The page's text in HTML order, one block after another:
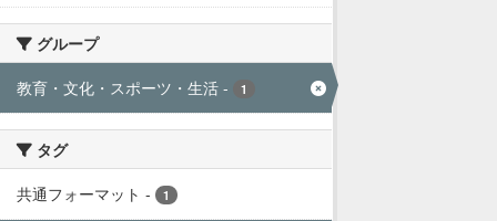
グループ
教育・文化・スポーツ・生活 - 1
タグ
共通フォーマット - 1